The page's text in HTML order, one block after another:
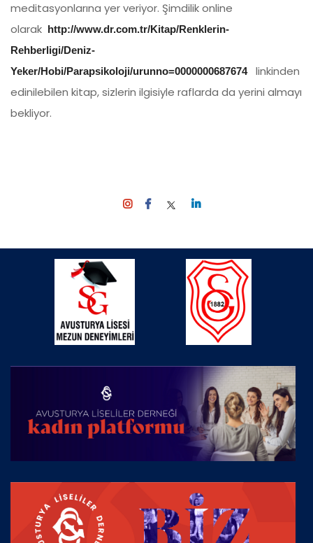
meditasyonlarına yer veriyor. Şimdilik online
olarak http://www.dr.com.tr/Kitap/Renklerin-
Rehberligi/Deniz-
Yeker/Hobi/Parapsikoloji/urunno=0000000687674linkinden
edinilebilen kitap, sizlerin ilgisiyle raflarda da yerini almayı
bekliyor.